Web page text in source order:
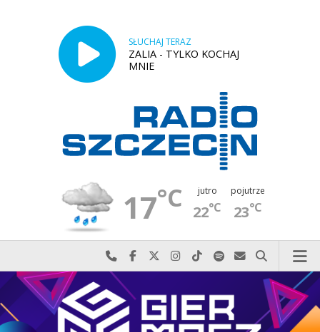
SŁUCHAJ TERAZ
ZALIA - TYLKO KOCHAJ
MNIE
17°C jutro
22°C
pojutrze
23°C
Najlepiej po prostu do nas zadzwoń
Odwiedź nas na Facebook-u
Odwiedź nas na X
Odwiedź nas na Instagram-ie
Odwiedź nas na TikTok-u
Szukaj nas na Spotify
Wyślij do nas
Szukaj